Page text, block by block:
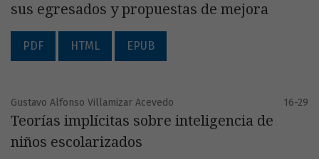
sus egresados y propuestas de mejora
PDF HTML EPUB
Gustavo Alfonso Villamizar Acevedo 16-29
Teorías implícitas sobre inteligencia de
niños escolarizados